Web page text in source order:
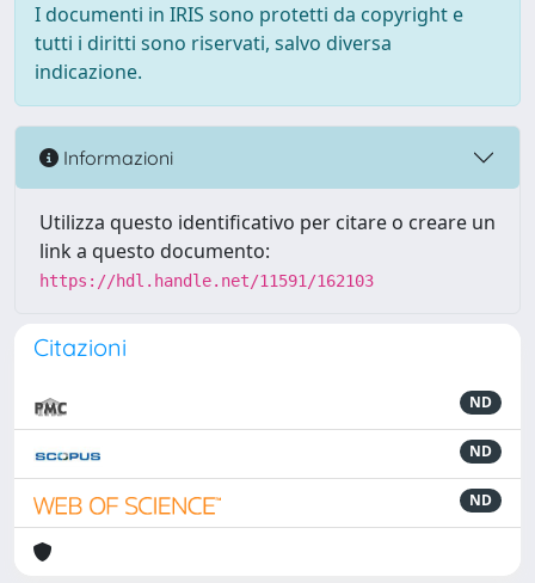
I documenti in IRIS sono protetti da copyright e
tutti i diritti sono riservati, salvo diversa
indicazione.
Informazioni
Utilizza questo identificativo per citare o creare un
link a questo documento:
https://hdl.handle.net/11591/162103
Citazioni
ND
ND
ND